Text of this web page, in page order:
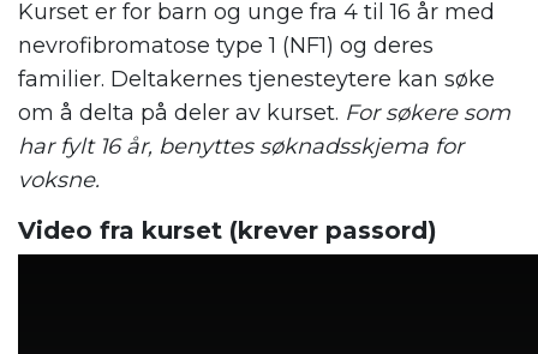
Kurset er for barn og unge fra 4 til 16 år med
nevrofibromatose type 1 (NF1) og deres
familier. Deltakernes tjenesteytere kan søke
om å delta på deler av kurset. For søkere som
har fylt 16 år, benyttes søknadsskjema for
voksne.
Video fra kurset (krever passord)